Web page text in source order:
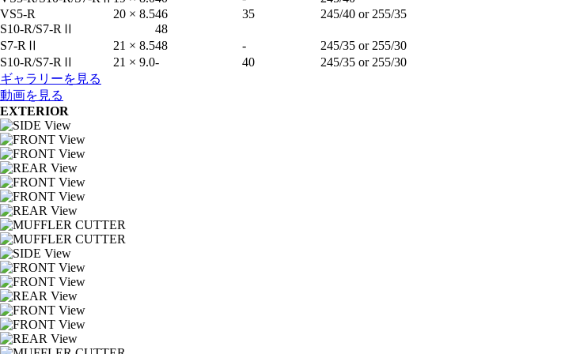
VS5-R
20 × 8.546 35
245/40 or 255/35
S10-R/S7-RⅡ
48
S7-RⅡ
21 × 8.548 -
245/35 or 255/30
S10-R/S7-RⅡ
21 × 9.0- 40
245/35 or 255/30
ギャラリーを見る
動画を見る
EXTERIOR